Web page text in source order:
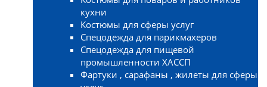
кухни
Костюмы для сферы услуг
Спецодежда для парикмахеров
Спецодежда для пищевой
промышленности ХАССП
Фартуки , сарафаны , жилеты для сферы